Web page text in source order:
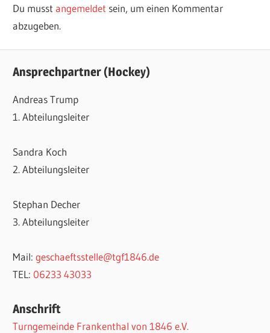
Du musstangemeldet sein, um einen Kommentar
abzugeben.
Ansprechpartner (Hockey)
Andreas Trump
1. Abteilungsleiter
Sandra Koch
2. Abteilungsleiter
Stephan Decher
3. Abteilungsleiter
Mail:geschaeftsstelle@tgf1846.de
TEL: 06233 43033
Anschrift
Turngemeinde Frankenthal von 1846 e.V.